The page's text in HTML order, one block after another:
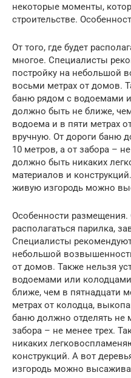
некоторые моменты,
строительстве.
От того, где будет
многое. Специалисты
постройку на небольшой
восьми метрах от домов.
баню рядом с водоемами
должно быть не ближе,
водоема и в пяти метрах
вручную. От дороги баню
10 метров, а от забора –
должно быть никаких
материалов и
живую изгородь можно
Особенности размещения.
располагаться парилка,
Специалисты
небольшой
от домов. Также нельзя
водоемами или
ближе, чем в пятнадцати
метрах от колодца,
баню должно отделять не
забора – не менее трех.
никаких
конструкций. А вот
изгородь можно